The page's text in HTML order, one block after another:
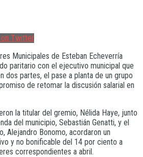
on Twitter
Municipales de Esteban Echeverría
paritario con el ejecutivo municipal que
dos partes, el pase a planta de un grupo
de retomar la discusión salarial en
la titular del gremio, Nélida Haye, junto
del municipio, Sebastián Genatti, y el
Alejandro Bonomo, acordaron un
y no bonificable del 14 por ciento a
correspondientes a abril.